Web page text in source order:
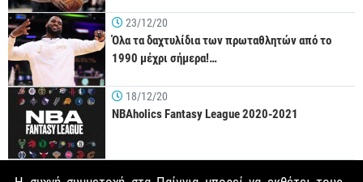
23/12/20
Όλα τα δαχτυλίδια των πρωταθλητών από το
1990 μέχρι σήμερα!…
18/12/20
NBAholics Fantasy League 2020-2021